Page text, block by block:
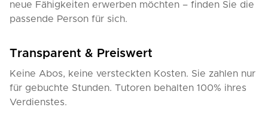
neue Fähigkeiten erwerben möchten – finden Sie die
passende Person für sich.
Transparent & Preiswert
Keine Abos, keine versteckten Kosten. Sie zahlen nur
für gebuchte Stunden. Tutoren behalten 100% ihres
Verdienstes.